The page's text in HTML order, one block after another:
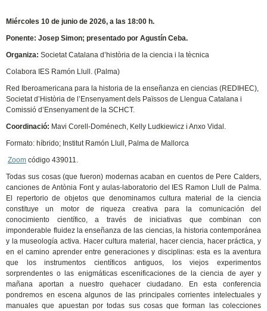
Miércoles 10 de junio de 2026, a las 18:00 h.
Ponente: Josep Simon; presentado por Agustín Ceba.
Organiza: Societat Catalana d’història de la ciencia i la tècnica
Colabora IES Ramón Llull. (Palma)
Red Iberoamericana para la historia de la enseñanza en ciencias (REDIHEC),
Societat d’Història de l’Ensenyament dels Païssos de Llengua Catalana i
Comissió d’Ensenyament de la SCHCT.
Coordinació: Mavi Corell-Doménech, Kelly Ludkiewicz i Anxo Vidal.
Formato: híbrido; Institut Ramón Llull, Palma de Mallorca
Zoom código 439011.
Todas sus cosas (que fueron) modernas acaban en cuentos de Pere Calders,
canciones de Antònia Font y aulas-laboratorio del IES Ramon Llull de Palma.
El repertorio de objetos que denominamos cultura material de la ciencia
constituye un motor de riqueza creativa para la comunicación del
conocimiento científico, a través de iniciativas que combinan con
imponderable fluidez la enseñanza de las ciencias, la historia contemporánea
y la museología activa. Hacer cultura material, hacer ciencia, hacer práctica, y
en el camino aprender entre generaciones y disciplinas: esta es la aventura
que los instrumentos científicos antiguos, los viejos experimentos
sorprendentes o las enigmáticas escenificaciones de la ciencia de ayer y
mañana aportan a nuestro quehacer ciudadano. En esta conferencia
pondremos en escena algunos de las principales corrientes intelectuales y
manuales que apuestan por todas sus cosas que forman las colecciones